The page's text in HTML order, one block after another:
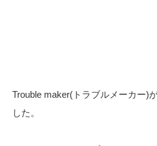
Trouble maker(トラブルメーカー)
した。